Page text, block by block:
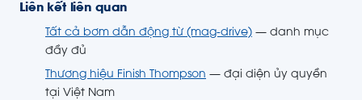
Liên kết liên quan
Tất cả bơm dẫn động từ (mag-drive) — danh mục
đầy đủ
Thương hiệu Finish Thompson — đại diện ủy quyền
tại Việt Nam